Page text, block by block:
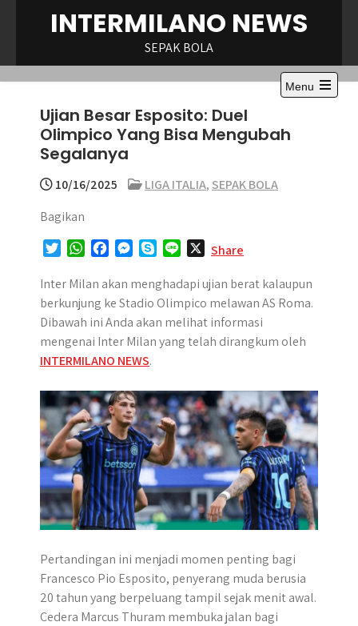
INTERMILANO NEWS
SEPAK BOLA
Menu
Open
Ujian Besar Esposito: Duel
Olimpico Yang Bisa Mengubah
Segalanya
10/16/2025 LIGA ITALIA, SEPAK BOLA
Bagikan
i
t
t
e
r
W
a
t
s
A
p
p
c
e
b
o
o
k
M
s
s
e
n
g
e
r
y
p
e
n
e
Share
Inter Milan akan menghadapi ujian berat kalaupun
berkunjung ke Stadio Olimpico melawan AS Roma.
Dibawah ini Anda akan melihat informasi
mengenai Inter Milan yang telah dirangkum oleh
INTERMILANO NEWS.
Pertandingan ini menjadi momen penting bagi
Francesco Pio Esposito, penyerang muda berusia
20 tahun yang berpeluang tampil sejak menit awal.
Cedera Marcus Thuram membuka jalan bagi